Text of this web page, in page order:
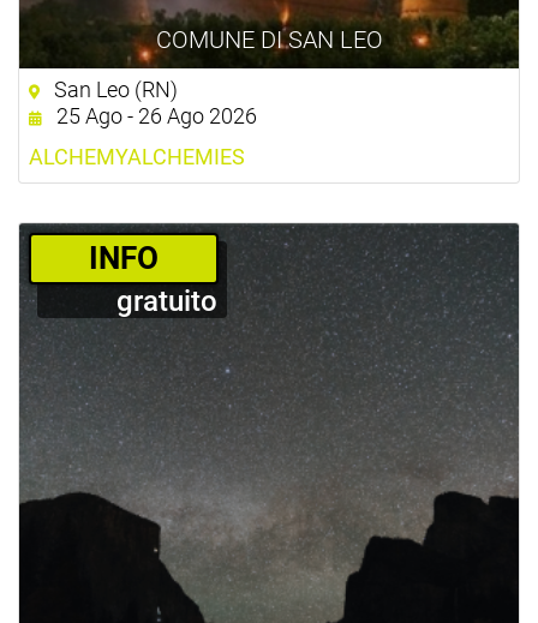
COMUNE DI SAN LEO
San Leo (RN)
25 Ago - 26 Ago 2026
ALCHEMYALCHEMIES
­INFO
gratuito